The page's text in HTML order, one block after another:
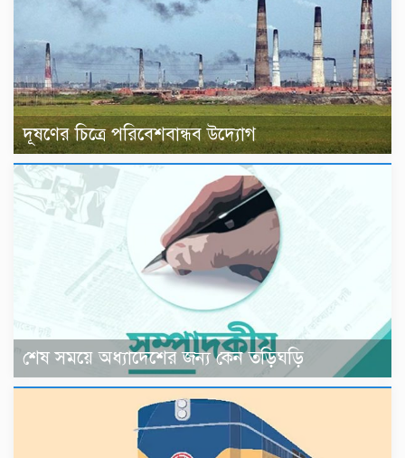
দূষণের চিত্রে পরিবেশবান্ধব উদ্যোগ
শেষ সময়ে অধ্যাদেশের জন্য কেন তড়িঘড়ি